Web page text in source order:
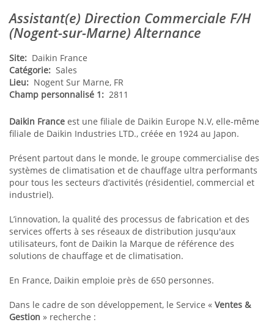
Assistant(e) Direction Commerciale F/H
(Nogent-sur-Marne) Alternance
Site: Daikin France
Catégorie: Sales
Lieu: Nogent Sur Marne, FR
Champ personnalisé 1: 2811
Daikin France est une filiale de Daikin Europe N.V, elle-même
filiale de Daikin Industries LTD., créée en 1924 au Japon.
Présent partout dans le monde, le groupe commercialise des
systèmes de climatisation et de chauffage ultra performants
pour tous les secteurs d’activités (résidentiel, commercial et
industriel).
L’innovation, la qualité des processus de fabrication et des
services offerts à ses réseaux de distribution jusqu'aux
utilisateurs, font de Daikin la Marque de référence des
solutions de chauffage et de climatisation.
En France, Daikin emploie près de 650 personnes.
Dans le cadre de son développement, le Service « Ventes &
Gestion » recherche :